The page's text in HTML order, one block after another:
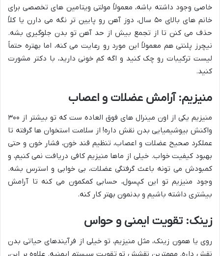
خاصی وجود داشته باشه، معمولاً مولتی ویتامین های تخصصی برای
خانم های بالای ۵۰ سال، دوز آهن رو پایین تر نگه می دارن یا کلاً
حذف می کنن تا از تجمع بیش از حد آهن تو بدن جلوگیری بشه.
نیچرز پلنتی هم معمولاً این مورد رو رعایت می کنه، اما بهتره حتماً
لیست ترکیبات رو چک کنید و اگه کم خونی دارید، با دکتر مشورت
کنید.
منیزیم: آرامش عضلات و اعصاب
منیزیم یکی از اون مینرال های فوق العاده ست که تو بیشتر از ۳۰۰
واکنش بیوشیمیایی بدن نقش داره! از سلامت استخوان ها گرفته تا
عملکرد صحیح عضلات و اعصاب، تنظیم قند خون، فشار خون و حتی
بهبود کیفیت خواب. خیلی از ماها منیزیم کافی دریافت نمی کنیم، و
کمبودش می تونه باعث گرفتگی عضلات، بی خوابی و استرس بشه.
وجود منیزیم تو این کپسول، حسابی کمکمون می کنه تا آرامش
بیشتری داشته باشیم و بدنمون بهتر کار کنه.
زینک: تقویت ایمنی و حواس
روی یا همون زینک، مثل منیزیم، تو خیلی از فرآیندهای حیاتی بدن
نقش داره. مهمترین نقشش تو تقویت سیستم ایمنیه. علاوه بر این،